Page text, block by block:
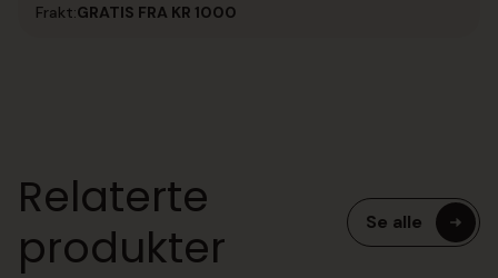
Frakt:GRATIS FRA KR 1000
Relaterte
produkter
Se alle